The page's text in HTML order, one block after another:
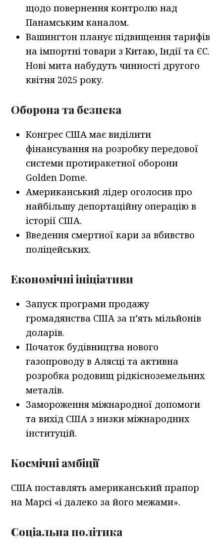
щодо повернення контролю над
Панамським каналом.
Вашингтон планує підвищення тарифів
на імпортні товари з Китаю, Індії та ЄС.
Нові мита набудуть чинності другого
квітня 2025 року.
Оборона та безпека
Конгрес США має виділити
фінансування на розробку передової
системи протиракетної оборони
Golden Dome.
Американський лідер оголосив про
найбільшу депортаційну операцію в
історії США.
Введення смертної кари за вбивство
поліцейських.
Економічні ініціативи
Запуск програми продажу
громадянства США за п’ять мільйонів
доларів.
Початок будівництва нового
газопроводу в Алясці та активна
розробка родовищ рідкісноземельних
металів.
Замороження міжнародної допомоги
та вихід США з низки міжнародних
інституцій.
Космічні амбіції
США поставлять американський прапор
на Марсі «і далеко за його межами».
Соціальна політика